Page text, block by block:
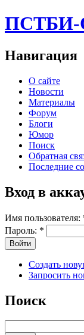
ПСТБИ-
Навигация
О сайте
Новости
Материалы
Форум
Блоги
Юмор
Поиск
Обратная
Последние
Вход в
Имя пользователя:
Пароль: *
Создать
Запросить
Поиск